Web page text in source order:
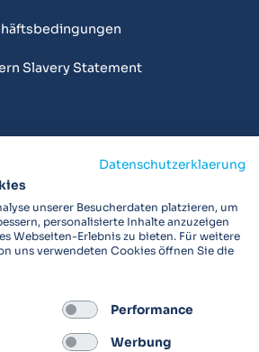
Slavery Statement
Hersteller von Spirometern,
Filtern zur sicheren
Darüber hinaus sind wir weltweit
Provider für klinische
Datenschutzerklaerung
unserer Besucherdaten platzieren, um
personalisierte Inhalte anzuzeigen
Webseiten-Erlebnis zu bieten. Für weitere
uns verwendeten Cookies öffnen Sie die
Performance
Werbung